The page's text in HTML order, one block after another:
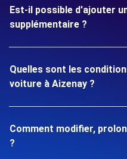
Est-il possible d'ajouter
supplémentaire ?
Quelles sont les
voiture à Aizenay ?
Comment modifier,
?